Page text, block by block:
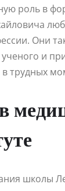
роль в
Они
ученого и
трудных
школы